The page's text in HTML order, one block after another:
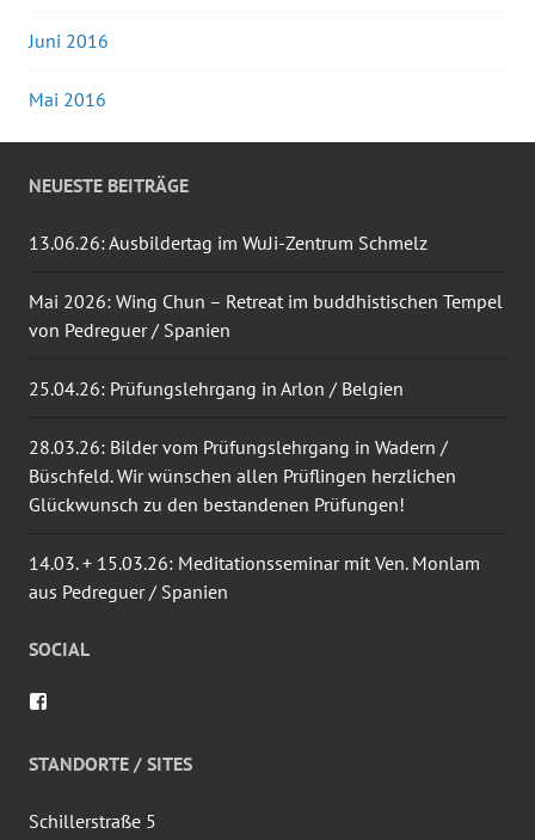
Juni 2016
Mai 2016
NEUESTE BEITRÄGE
13.06.26: Ausbildertag im WuJi-Zentrum Schmelz
Mai 2026: Wing Chun – Retreat im buddhistischen Tempel
von Pedreguer / Spanien
25.04.26: Prüfungslehrgang in Arlon / Belgien
28.03.26: Bilder vom Prüfungslehrgang in Wadern /
Büschfeld. Wir wünschen allen Prüflingen herzlichen
Glückwunsch zu den bestandenen Prüfungen!
14.03. + 15.03.26: Meditationsseminar mit Ven. Monlam
aus Pedreguer / Spanien
SOCIAL
auf
Facebook
STANDORTE / SITES
Schillerstraße 5